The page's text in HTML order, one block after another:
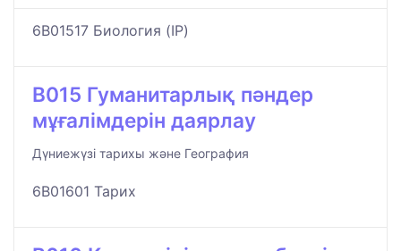
6B01517 Биология (IP)
B015 Гуманитарлық пәндер
мұғалімдерін даярлау
Дүниежүзі тарихы және География
6B01601 Тарих